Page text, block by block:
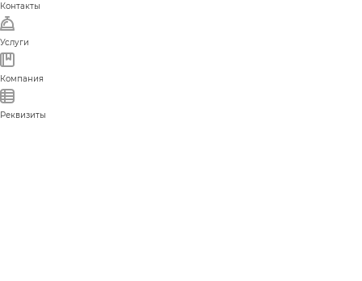
Контакты
Услуги
Компания
Реквизиты